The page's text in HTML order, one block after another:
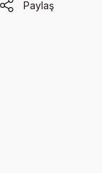
Paylaş